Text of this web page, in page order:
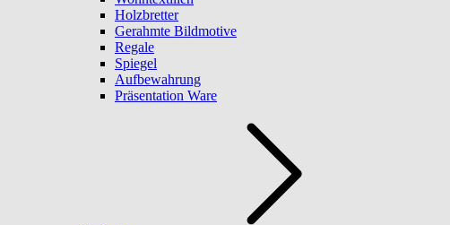
Holzbretter
Gerahmte Bildmotive
Regale
Spiegel
Aufbewahrung
Präsentation Ware